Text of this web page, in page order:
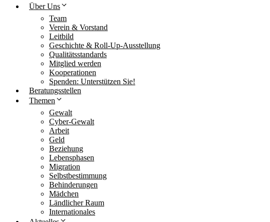
Über Uns
Team
Verein & Vorstand
Leitbild
Geschichte & Roll-Up-Ausstellung
Qualitätsstandards
Mitglied werden
Kooperationen
Spenden: Unterstützen Sie!
Beratungsstellen
Themen
Gewalt
Cyber-Gewalt
Arbeit
Geld
Beziehung
Lebensphasen
Migration
Selbstbestimmung
Behinderungen
Mädchen
Ländlicher Raum
Internationales